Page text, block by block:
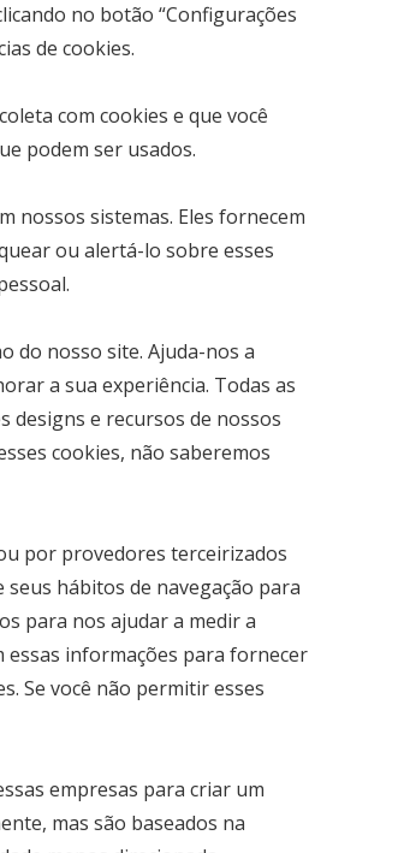
no botão “Configurações
de cookies.
com cookies e que você
podem ser usados.
nossos sistemas. Eles fornecem
ou alertá-lo sobre esses
do nosso site. Ajuda-nos a
a sua experiência. Todas as
designs e recursos de nossos
cookies, não saberemos
por provedores terceirizados
hábitos de navegação para
para nos ajudar a medir a
essas informações para fornecer
Se você não permitir esses
empresas para criar um
mas são baseados na